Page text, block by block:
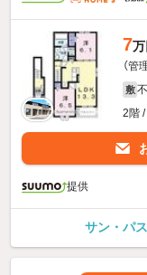
7万
（管
敷
2階
提供
サン・パ